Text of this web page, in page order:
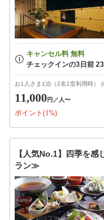
お1人さま1泊（2名1室利用時） (
11,000円 ／人〜
ポイント(1%)
【人気No.1】四季を
ラン≫